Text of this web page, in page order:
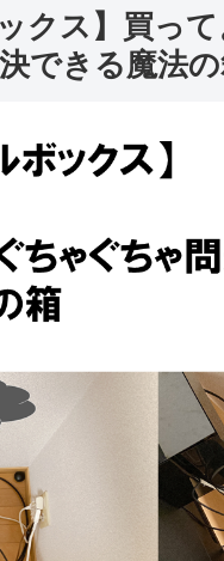
クス】買っ
できる魔法